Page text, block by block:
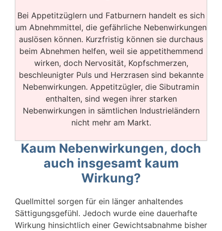
Bei Appetitzüglern und Fatburnern handelt es sich
um Abnehmmittel, die gefährliche Nebenwirkungen
auslösen können. Kurzfristig können sie durchaus
beim Abnehmen helfen, weil sie appetithemmend
wirken, doch Nervosität, Kopfschmerzen,
beschleunigter Puls und Herzrasen sind bekannte
Nebenwirkungen. Appetitzügler, die Sibutramin
enthalten, sind wegen ihrer starken
Nebenwirkungen in sämtlichen Industrieländern
nicht mehr am Markt.
Kaum Nebenwirkungen, doch
auch insgesamt kaum
Wirkung?
Quellmittel sorgen für ein länger anhaltendes
Sättigungsgefühl. Jedoch wurde eine dauerhafte
Wirkung hinsichtlich einer Gewichtsabnahme bisher